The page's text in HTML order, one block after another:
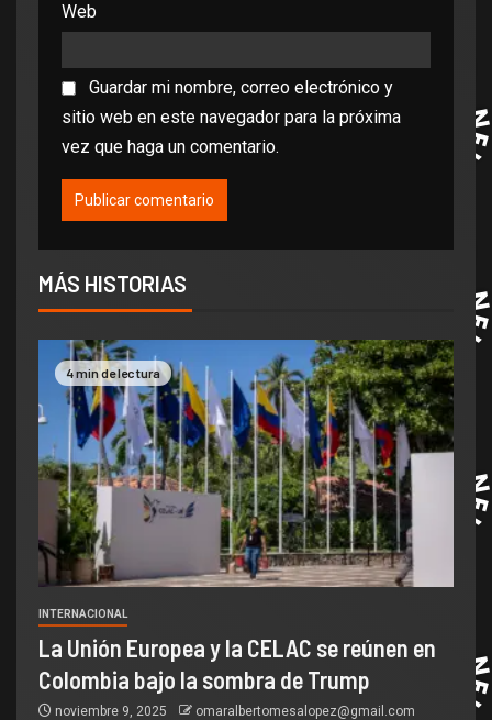
Web
Guardar mi nombre, correo electrónico y
sitio web en este navegador para la próxima
vez que haga un comentario.
MÁS HISTORIAS
4 min de lectura
INTERNACIONAL
La Unión Europea y la CELAC se reúnen en
Colombia bajo la sombra de Trump
noviembre 9, 2025 omaralbertomesalopez@gmail.com